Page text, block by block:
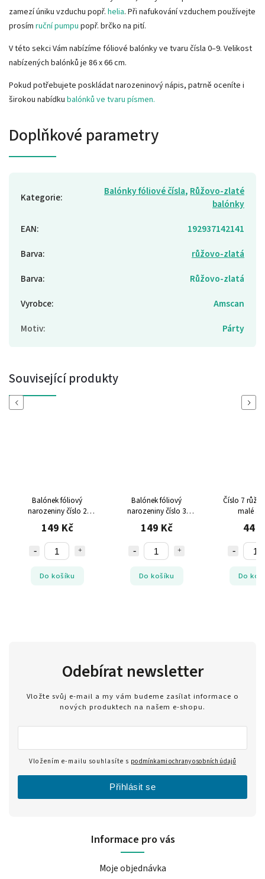
zamezí úniku vzduchu popř. helia. Při nafukování vzduchem používejte
prosím ruční pumpu popř. brčko na pití.
V této sekci Vám nabízíme fóliové balónky ve tvaru čísla 0–9. Velikost
nabízených balónků je 86 x 66 cm.
Pokud potřebujete poskládat narozeninový nápis, patrně oceníte i
širokou nabídku balónků ve tvaru písmen.
Doplňkové parametry
Kategorie: Balónky fóliové čísla, Růžovo-zlaté
balónky
EAN:
192937142141
Barva:
růžovo-zlatá
Barva:
Růžovo-zlatá
Vyrobce:
Amscan
Motiv: Párty
Související produkty
Previous
Balónek fóliový
narozeniny číslo 2
růžovo-zlaté 86cm
149 Kč
Do košíku
Balónek fóliový
narozeniny číslo 3
růžovo-zlaté 86cm
149 Kč
Do košíku
Číslo 7
malé
44
Do
Next
Informace pro vás
Moje objednávka
Odebírat newsletter
Vložte svůj e-mail a my vám budeme zasílat informace o
nových produktech na našem e-shopu.
Vložením e-mailu souhlasíte s podmínkami ochrany osobních údajů
Přihlásit se